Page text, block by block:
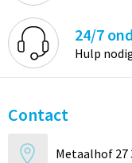
24/7
Hulp
Contact
Metaalhof 27